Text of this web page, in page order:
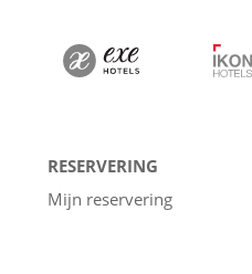
RESERVERING
Mijn reservering